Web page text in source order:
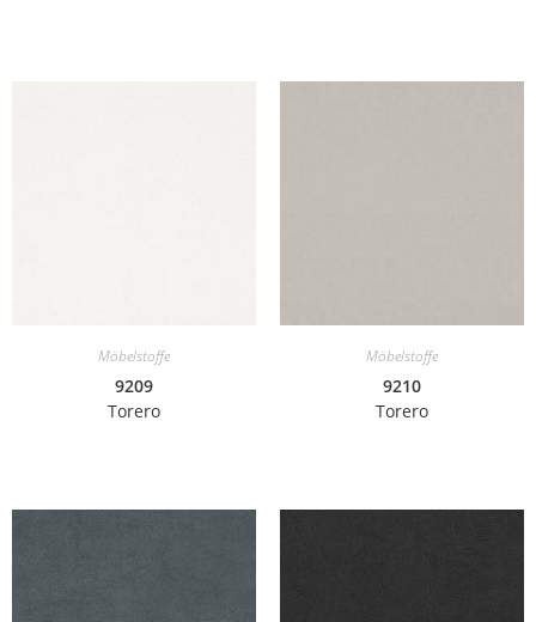
Möbelstoffe
9209
Torero
Möbelstoffe
9210
Torero